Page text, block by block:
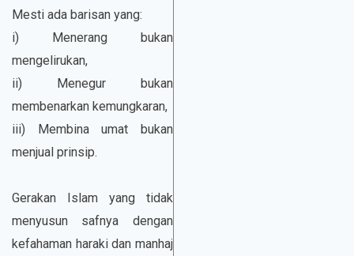
Mesti ada barisan yang:
i) Menerang bukan
mengelirukan,
ii) Menegur bukan
membenarkan kemungkaran,
iii) Membina umat bukan
menjual prinsip.
Gerakan Islam yang tidak
menyusun safnya dengan
kefahaman haraki dan manhaj